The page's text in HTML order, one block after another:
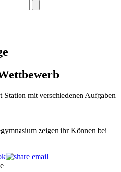
mit verschiedenen Aufgaben
zeigen ihr Können bei